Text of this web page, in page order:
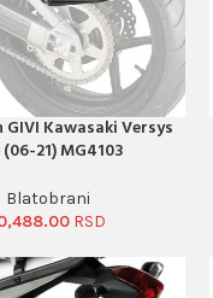
Kawasaki Versys
21) MG4103
Blatobrani